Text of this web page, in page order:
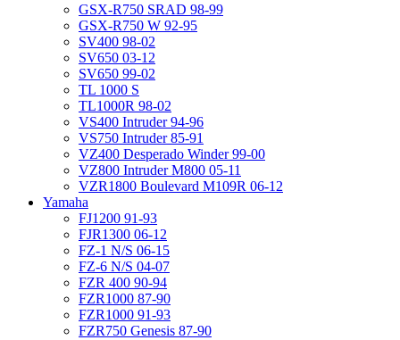
GSX-R750 SRAD 98-99
GSX-R750 W 92-95
SV400 98-02
SV650 03-12
SV650 99-02
TL 1000 S
TL1000R 98-02
VS400 Intruder 94-96
VS750 Intruder 85-91
VZ400 Desperado Winder 99-00
VZ800 Intruder M800 05-11
VZR1800 Boulevard M109R 06-12
Yamaha
FJ1200 91-93
FJR1300 06-12
FZ-1 N/S 06-15
FZ-6 N/S 04-07
FZR 400 90-94
FZR1000 87-90
FZR1000 91-93
FZR750 Genesis 87-90